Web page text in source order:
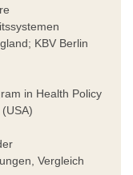
KBV Berlin
in Health Policy
Vergleich